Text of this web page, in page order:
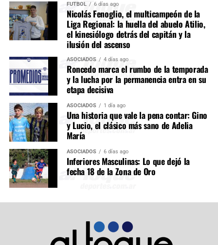
FÚTBOL 6 días ago
Nicolás Fenoglio, el multicampeón de la
Liga Regional: la huella del abuelo Atilio,
el kinesiólogo detrás del capitán y la
ilusión del ascenso
ASOCIADOS 4 días ago
Roncedo marca el rumbo de la temporada
y la lucha por la permanencia entra en su
etapa decisiva
ASOCIADOS 1 día ago
Una historia que vale la pena contar: Gino
y Lucio, el clásico más sano de Adelia
María
ASOCIADOS 6 días ago
Inferiores Masculinas: Lo que dejó la
fecha 18 de la Zona de Oro